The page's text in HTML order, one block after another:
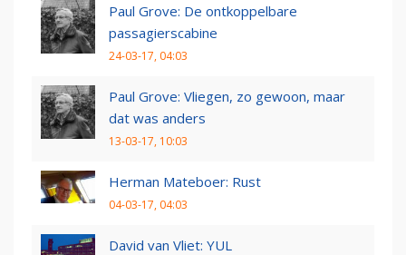
Paul Grove: De ontkoppelbare
passagierscabine
24-03-17, 04:03
Paul Grove: Vliegen, zo gewoon, maar
dat was anders
13-03-17, 10:03
Herman Mateboer: Rust
04-03-17, 04:03
David van Vliet: YUL